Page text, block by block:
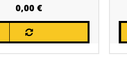
0,00 €